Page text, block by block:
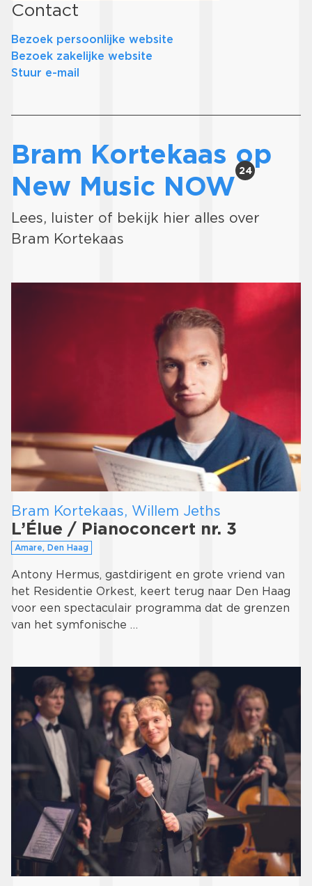
Contact
Bezoek persoonlijke website
Bezoek zakelijke website
Stuur e-mail
Bram Kortekaas op
New Music NOW24
Lees, luister of bekijk hier alles over
Bram Kortekaas
Bram Kortekaas, Willem Jeths
L’Élue / Pianoconcert nr. 3
Amare, Den Haag
Antony Hermus, gastdirigent en grote vriend van
het Residentie Orkest, keert terug naar Den Haag
voor een spectaculair programma dat de grenzen
van het symfonische …